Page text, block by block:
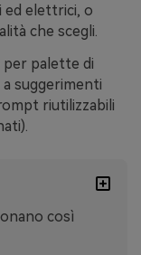
ed elettrici, o
che scegli.
per palette di
suggerimenti
riutilizzabili
così